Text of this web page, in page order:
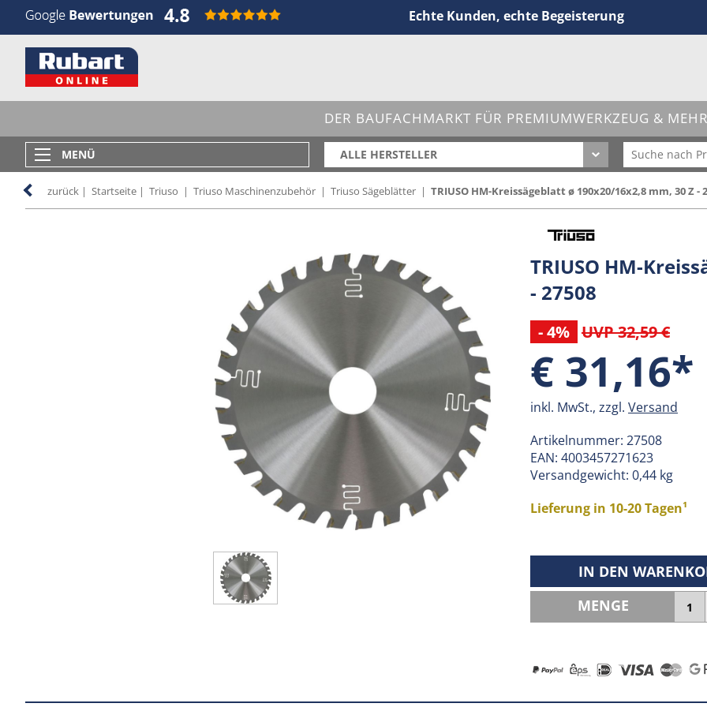
Echte Kunden, echte Begeisterung
DER BAUFACHMARKT FÜR PREMIUMWERKZEUG &
MENÜ ALLE HERSTELLER
zurück | Startseite | Triuso | Triuso Maschinenzubehör | Triuso Sägeblätter | TRIUSO HM-Kreissägeblatt ø 190x20/16x2,8 mm, 30 Z -
TRIUSO HM-
- 27508
- 4% UVP 32,59 €
€ 31,16*
inkl. MwSt., zzgl. Versand
Artikelnummer: 27508
EAN: 4003457271623
Versandgewicht: 0,44 kg
Lieferung in 10-20 Tagen¹
IN DEN
MENGE